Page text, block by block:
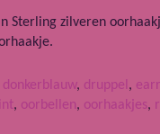
Sterling zilveren
donkerblauw, druppel,
, oorbellen, oorhaakjes,